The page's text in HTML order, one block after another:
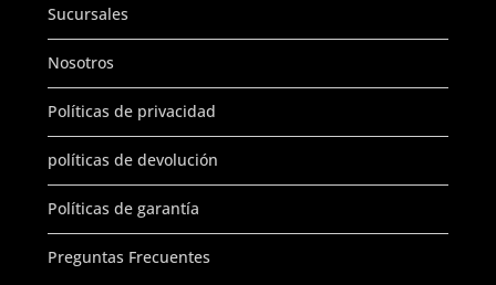
Sucursales
Nosotros
Políticas de privacidad
políticas de devolución
Políticas de garantía
Preguntas Frecuentes